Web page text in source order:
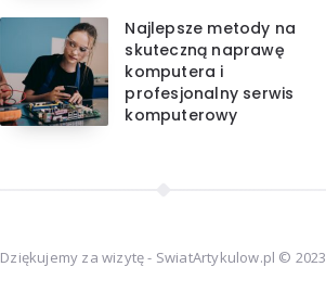
Najlepsze metody na
skuteczną naprawę
komputera i
profesjonalny serwis
komputerowy
Dziękujemy za wizytę - SwiatArtykulow.pl © 2023